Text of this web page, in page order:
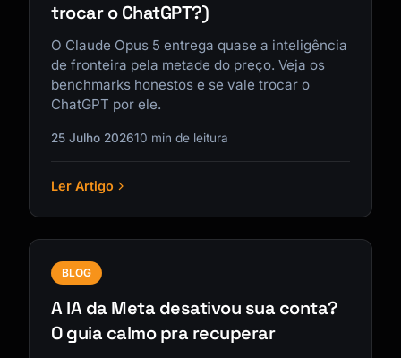
trocar o ChatGPT?)
O Claude Opus 5 entrega quase a inteligência
de fronteira pela metade do preço. Veja os
benchmarks honestos e se vale trocar o
ChatGPT por ele.
25 Julho 202610 min de leitura
Ler Artigo
BLOG
A IA da Meta desativou sua conta?
O guia calmo pra recuperar